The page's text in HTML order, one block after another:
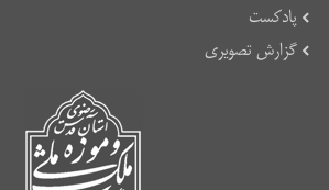
پادکست
گزارش تصویری